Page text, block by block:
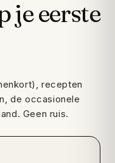
je eerste
recepten
de occasionele
Geen ruis.